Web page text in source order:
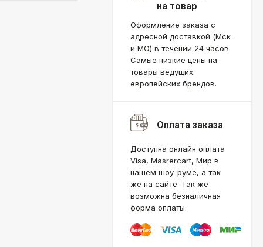
на товар
Оформление заказа с
адресной доставкой (Мск
и МО) в течении 24 часов.
Самые низкие цены на
товары ведущих
европейских брендов.
Оплата заказа
Доступна онлайн оплата
Visa, Masrercart, Мир в
нашем шоу-руме, а так
же на сайте. Так же
возможна безналичная
форма оплаты.